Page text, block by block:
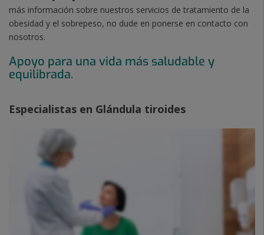
más información sobre nuestros servicios de tratamiento de la
obesidad y el sobrepeso, no dude en ponerse en contacto con
nosotros.
Apoyo para una vida más saludable y
equilibrada.
Especialistas en Glándula tiroides